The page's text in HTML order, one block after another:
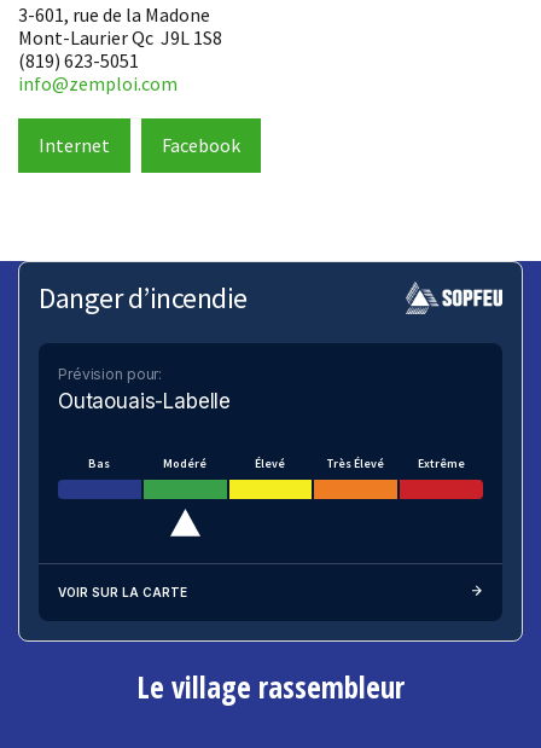
3-601, rue de la Madone
Mont-Laurier Qc J9L 1S8
(819) 623-5051
info@zemploi.com
Internet Facebook
Danger d’incendie
Prévision pour:
Outaouais-Labelle
Bas Modéré Élevé Très Élevé Extrême
VOIR SUR LA CARTE
Le village rassembleur